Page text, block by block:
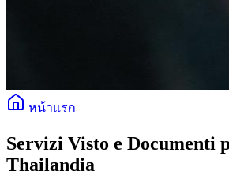
หน้าแรก
Servizi Visto e Documenti
Thailandia